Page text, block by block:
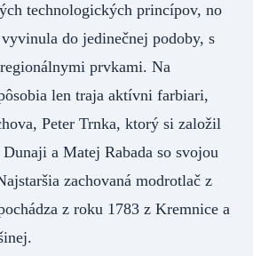
technologických princípov, no
do jedinečnej podoby, s
prvkami. Na
len traja aktívni farbiari,
Peter Trnka, ktorý si založil
a Matej Rabada so svojou
zachovaná modrotlač z
z roku 1783 z Kremnice a